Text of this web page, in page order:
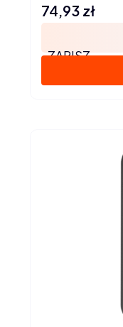
Cena
74,93 zł
ZAPISZ